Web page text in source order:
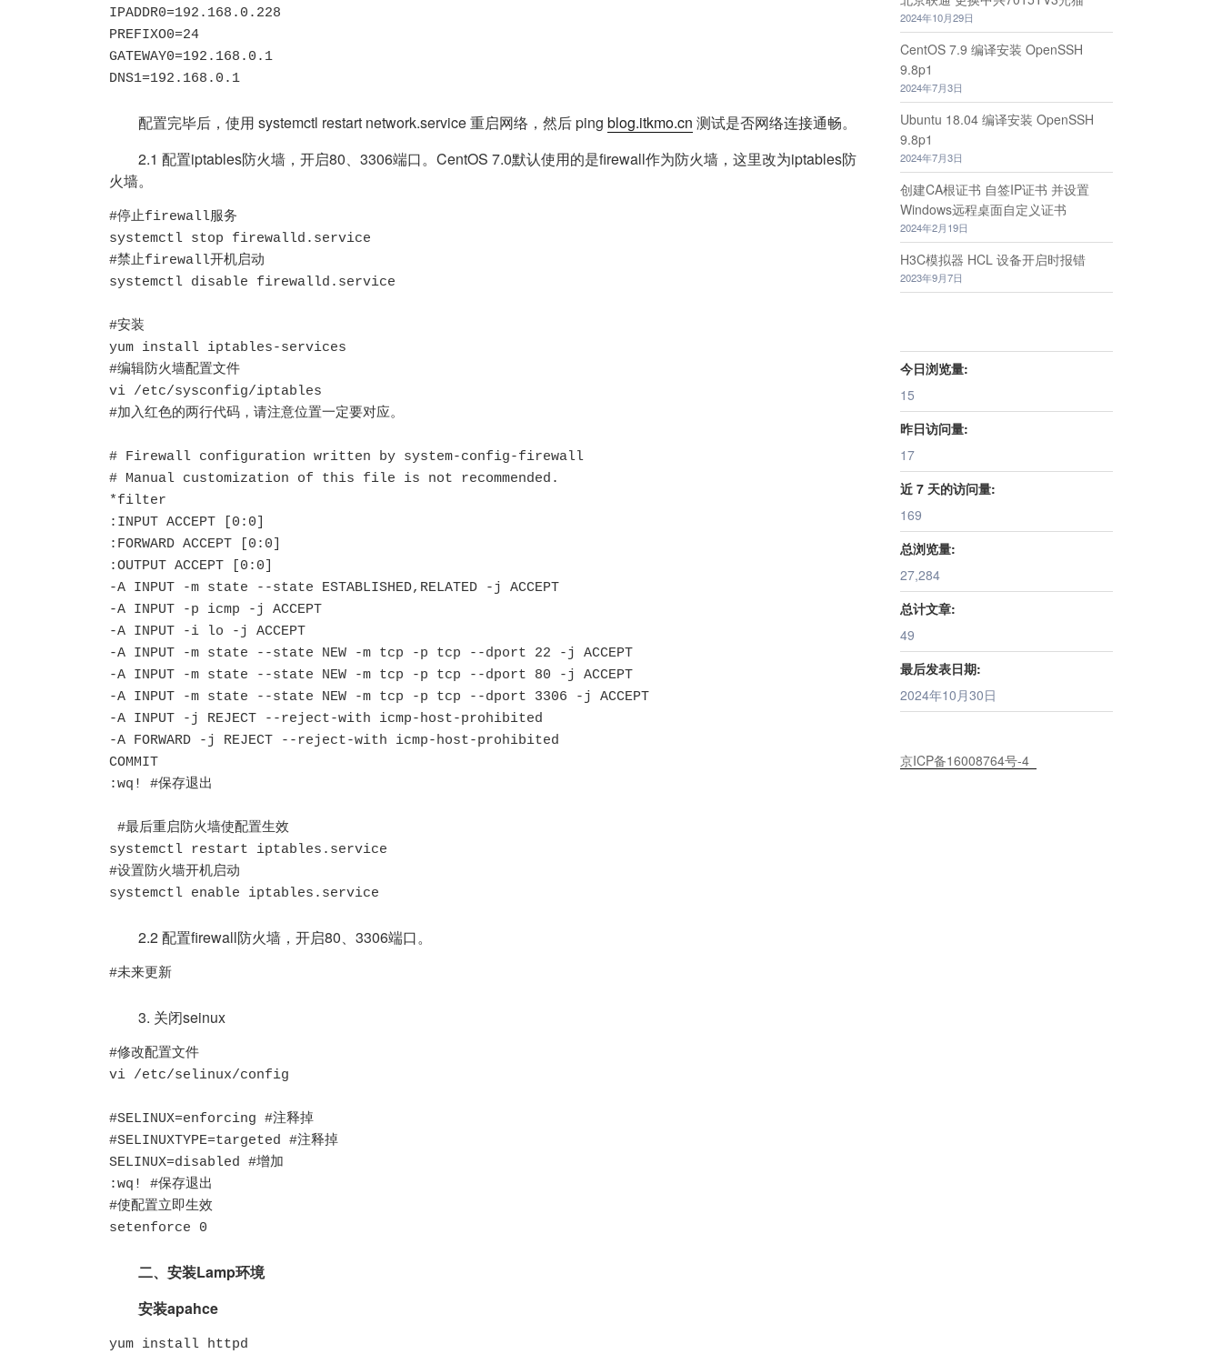
IPADDR0=192.168.0.228
PREFIXO0=24
GATEWAY0=192.168.0.1
DNS1=192.168.0.1
配置完毕后，使用 systemctl restart network.service 重启网络，然后 ping blog.itkmo.cn 测试是否网络连接通畅。
2.1 配置iptables防火墙，开启80、3306端口。CentOS 7.0默认使用的是firewall作为防火墙，这里改为iptables防
火墙。
#停止firewall服务
systemctl stop firewalld.service
#禁止firewall开机启动
systemctl disable firewalld.service
#安装
yum install iptables-services
#编辑防火墙配置文件
vi /etc/sysconfig/iptables
#加入红色的两行代码，请注意位置一定要对应。
# Firewall configuration written by system-config-firewall
# Manual customization of this file is not recommended.
*filter
:INPUT ACCEPT [0:0]
:FORWARD ACCEPT [0:0]
:OUTPUT ACCEPT [0:0]
-A INPUT -m state --state ESTABLISHED,RELATED -j ACCEPT
-A INPUT -p icmp -j ACCEPT
-A INPUT -i lo -j ACCEPT
-A INPUT -m state --state NEW -m tcp -p tcp --dport 22 -j ACCEPT
-A INPUT -m state --state NEW -m tcp -p tcp --dport 80 -j ACCEPT
-A INPUT -m state --state NEW -m tcp -p tcp --dport 3306 -j ACCEPT
-A INPUT -j REJECT --reject-with icmp-host-prohibited
-A FORWARD -j REJECT --reject-with icmp-host-prohibited
COMMIT
:wq! #保存退出
systemctl restart iptables.service
#设置防火墙开机启动
systemctl enable iptables.service
2.2 配置firewall防火墙，开启80、3306端口。
#未来更新
3. 关闭seinux
#修改配置文件
vi /etc/selinux/config
#SELINUX=enforcing #注释掉
#SELINUXTYPE=targeted #注释掉
SELINUX=disabled #增加
:wq! #保存退出
#使配置立即生效
setenforce 0
二、安装Lamp环境
安装apahce
yum install httpd
2024年10月29日
CentOS 7.9 编译安装 OpenSSH
9.8p1
2024年7月3日
Ubuntu 18.04 编译安装 OpenSSH
9.8p1
2024年7月3日
创建CA根证书 自签IP证书 并设置
Windows远程桌面自定义证书
2024年2月19日
H3C模拟器 HCL 设备开启时报错
2023年9月7日
今日浏览量:
15
昨日访问量:
17
近 7 天的访问量:
169
总浏览量:
27,284
总计文章:
49
最后发表日期:
2024年10月30日
京ICP备16008764号-4